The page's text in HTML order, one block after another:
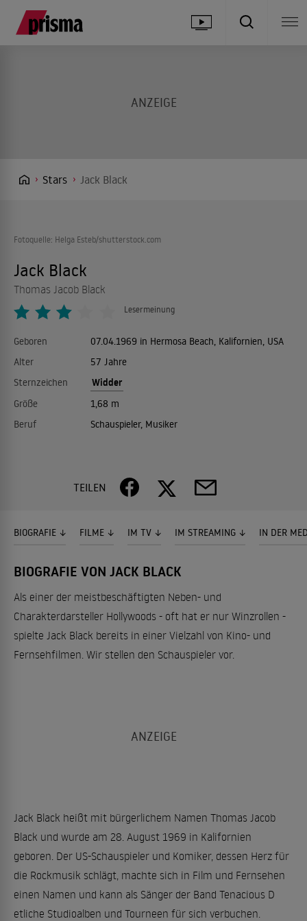
Stars Jack Black
Fotoquelle: Helga Esteb/shutterstock.com
Jack Black
Thomas Jacob Black
Lesermeinung
Geboren
07.04.1969 in Hermosa Beach, Kalifornien, USA
Alter
57 Jahre
Sternzeichen
Widder
Größe
1,68 m
Beruf
Schauspieler, Musiker
TEILEN
BIOGRAFIE FILME IM TV IM STREAMING IN DER
BIOGRAFIE VON JACK BLACK
Als einer der meistbeschäftigten Neben- und
Charakterdarsteller Hollywoods - oft hat er nur Winzrollen -
spielte Jack Black bereits in einer Vielzahl von Kino- und
Fernsehfilmen. Wir stellen den Schauspieler vor.
Jack Black heißt mit bürgerlichem Namen Thomas Jacob
Black und wurde am 28. August 1969 in Kalifornien
geboren. Der US-Schauspieler und Komiker, dessen Herz für
die Rockmusik schlägt, machte sich in Film und Fernsehen
einen Namen und kann als Sänger der Band Tenacious D
etliche Studioalben und Tourneen für sich verbuchen.